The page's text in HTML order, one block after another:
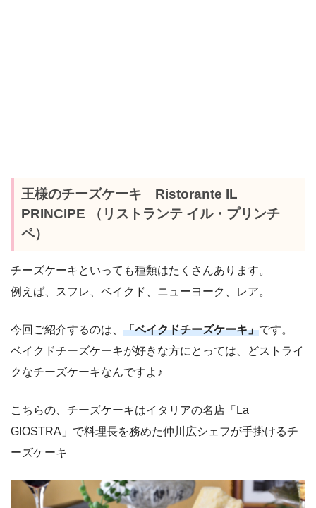
王様のチーズケーキ Ristorante IL
PRINCIPE （リストランテ イル・プリンチ
ペ）
チーズケーキといっても種類はたくさんあります。
例えば、スフレ、ベイクド、ニューヨーク、レア。
今回ご紹介するのは、 「ベイクドチーズケーキ」です。
ベイクドチーズケーキが好きな方にとっては、どストライ
クなチーズケーキなんですよ♪
こちらの、チーズケーキはイタリアの名店「La
GIOSTRA」で料理長を務めた仲川広シェフが手掛けるチ
ーズケーキ